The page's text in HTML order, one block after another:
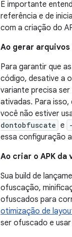
É importante
referência e de
com a criação do
Ao gerar
Para garantir que
código, desative a
variante precisa
ativadas. Para isso,
você não estiver
dontobfuscate e
essa configuração
Ao criar o APK da
Sua build de
ofuscação,
ofuscados para
otimização de
ser ofuscado e